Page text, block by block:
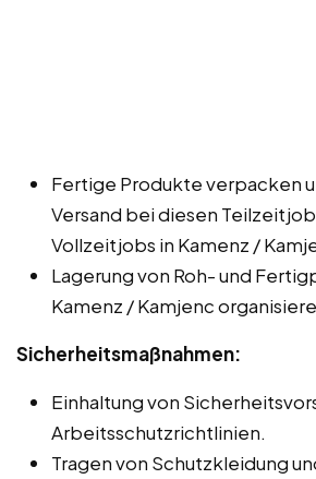
Fertige Produkte verpacken
Versand bei diesen
Vollzeitjobs in Kamenz /
Lagerung von Roh- und
Kamenz / Kamjenc
Sicherheitsmaßnahmen:
Einhaltung von
Arbeitsschutzrichtlinien.
Tragen von Schutzkleidung